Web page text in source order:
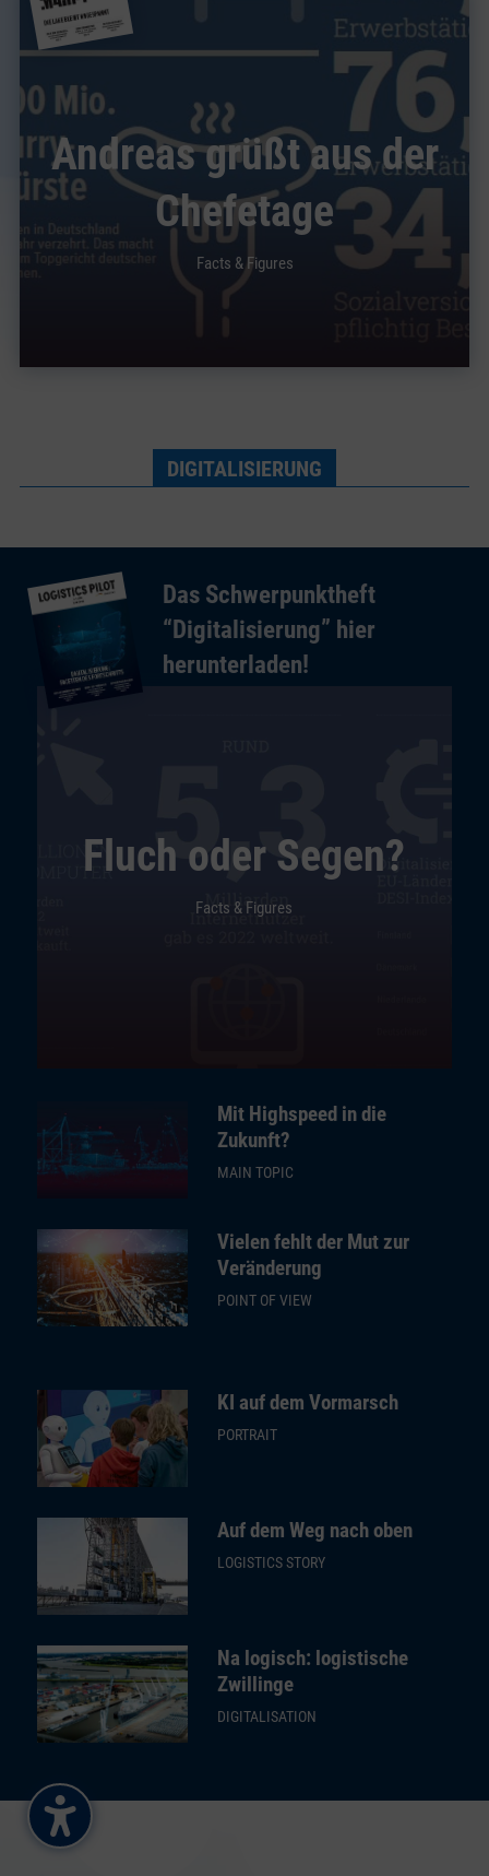
Andreas grüßt aus der
Chefetage
Facts & Figures
DIGITALISIERUNG
Das Schwerpunktheft
“Digitalisierung” hier
herunterladen!
Fluch oder Segen?
Facts & Figures
Mit Highspeed in die
Zukunft?
MAIN TOPIC
Vielen fehlt der Mut zur
Veränderung
POINT OF VIEW
KI auf dem Vormarsch
PORTRAIT
Auf dem Weg nach oben
LOGISTICS STORY
Na logisch: logistische
Zwillinge
DIGITALISATION